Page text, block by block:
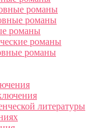
романы
романы
романы
романы
романы
литературы